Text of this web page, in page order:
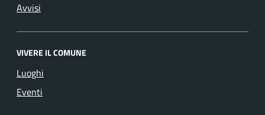
Avvisi
VIVERE IL COMUNE
Luoghi
Eventi